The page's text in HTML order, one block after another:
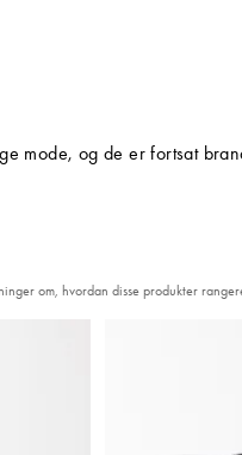
mode, og de er fortsat
om, hvordan disse produkter